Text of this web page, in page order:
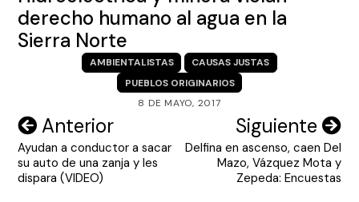
derecho humano al agua en la
Sierra Norte
AMBIENTALISTAS
CAUSAS JUSTAS
PUEBLOS ORIGINARIOS
8 DE MAYO, 2017
Navegación
de
entradas
Anterior
Ayudan a conductor a sacar
su auto de una zanja y les
dispara (VIDEO)
Siguiente
Delfina en ascenso, caen Del
Mazo, Vázquez Mota y
Zepeda: Encuestas